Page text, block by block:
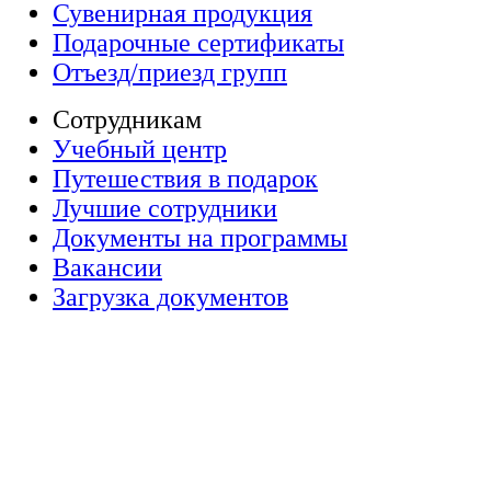
Сувенирная продукция
Подарочные сертификаты
Отъезд/приезд групп
Сотрудникам
Учебный центр
Путешествия в подарок
Лучшие сотрудники
Документы на программы
Вакансии
Загрузка документов